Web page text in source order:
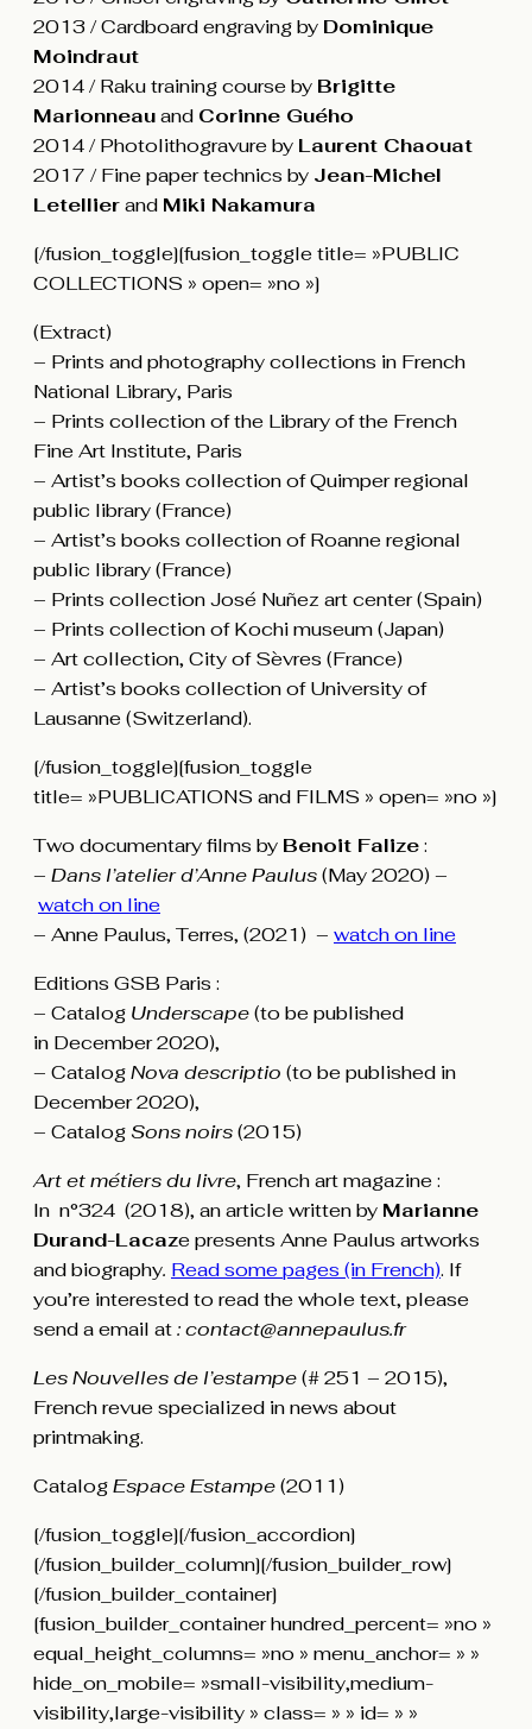
2013 / Cardboard engraving by Dominique
Moindraut
2014 / Raku training course by Brigitte
Marionneauand Corinne Guého
2014 / Photolithogravure by Laurent Chaouat
2017 / Fine paper technics by Jean-Michel
Letellierand Miki Nakamura
[/fusion_toggle][fusion_toggle title= »PUBLIC
COLLECTIONS » open= »no »]
(Extract)
– Prints and photography collections in French
National Library, Paris
– Prints collection of the Library of the French
Fine Art Institute, Paris
– Artist’s books collection of Quimper regional
public library (France)
– Artist’s books collection of Roanne regional
public library (France)
– Prints collection José Nuñez art center (Spain)
– Prints collection of Kochi museum (Japan)
– Art collection, City of Sèvres (France)
– Artist’s books collection of University of
Lausanne (Switzerland).
[/fusion_toggle][fusion_toggle
title= »PUBLICATIONS and FILMS » open= »no »]
Two documentary films by Benoit Falize:
– Dans l’atelier d’Anne Paulus(May 2020) –
watch on line
– Anne Paulus, Terres, (2021) – watch on line
Editions GSB Paris :
– Catalog Underscape(to be published
in December 2020),
– CatalogNova descriptio (to be published in
December 2020),
– Catalog Sons noirs(2015)
Art et métiers du livre, French art magazine :
In n°324 (2018), an article written by Marianne
Durand-Lacaze presents Anne Paulus artworks
and biography. Read some pages (in French). If
you’re interested to read the whole text, please
send a email at: contact@annepaulus.fr
Les Nouvelles de l’estampe(# 251 – 2015),
French revue specialized in news about
printmaking.
CatalogEspace Estampe(2011)
[/fusion_toggle][/fusion_accordion]
[/fusion_builder_column][/fusion_builder_row]
[/fusion_builder_container]
[fusion_builder_container hundred_percent= »no »
equal_height_columns= »no » menu_anchor= » »
hide_on_mobile= »small-visibility,medium-
visibility,large-visibility » class= » » id= » »